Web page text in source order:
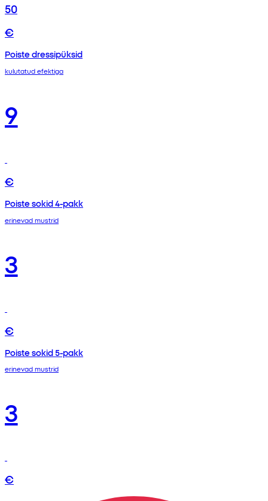
50
€
Poiste dressipüksid
kulutatud efektiga
9
€
Poiste sokid 4-pakk
erinevad mustrid
3
€
Poiste sokid 5-pakk
erinevad mustrid
3
€